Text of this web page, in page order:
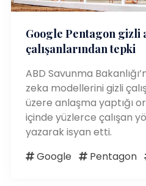
Google Pentagon gizli
çalışanlarından tepki
ABD Savunma
zeka modellerini gizli
üzere anlaşma yaptığı
içinde yüzlerce çalışan
yazarak isyan etti.
Google
Pentagon